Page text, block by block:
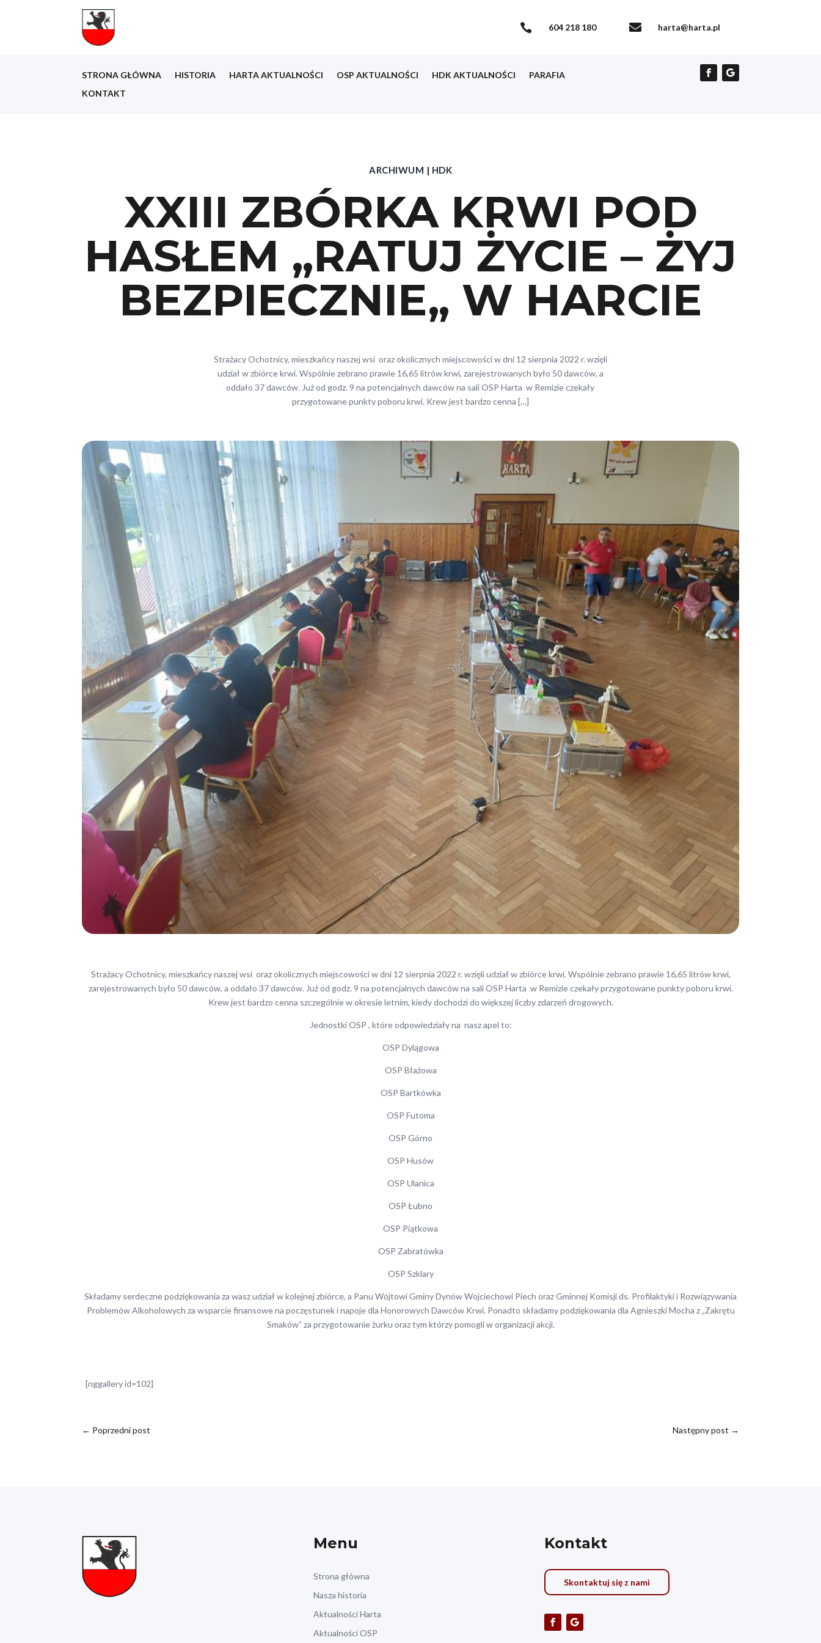
 604 218 180  harta@harta.pl
STRONA GŁÓWNA HISTORIA HARTA AKTUALNOŚCI OSP AKTUALNOŚCI HDK AKTUALNOŚCI
PARAFIA
KONTAKT
ARCHIWUM | HDK
XXIII ZBÓRKA KRWI POD
HASŁEM „RATUJ ŻYCIE – ŻYJ
BEZPIECZNIE„ W HARCIE
Strażacy Ochotnicy, mieszkańcy naszej wsi oraz okolicznych miejscowości w dni 12 sierpnia 2022 r. wzięli
udział w zbiórce krwi. Wspólnie zebrano prawie 16,65 litrów krwi, zarejestrowanych było 50 dawców, a
oddało 37 dawców. Już od godz. 9 na potencjalnych dawców na sali OSP Harta w Remizie czekały
przygotowane punkty poboru krwi. Krew jest bardzo cenna […]
Strażacy Ochotnicy, mieszkańcy naszej wsi oraz okolicznych miejscowości w dni 12 sierpnia 2022 r. wzięli udział w zbiórce krwi. Wspólnie zebrano prawie 16,65 litrów krwi,
zarejestrowanych było 50 dawców, a oddało 37 dawców. Już od godz. 9 na potencjalnych dawców na sali OSP Harta w Remizie czekały przygotowane punkty poboru krwi.
Krew jest bardzo cenna szczególnie w okresie letnim, kiedy dochodzi do większej liczby zdarzeń drogowych.
Jednostki OSP , które odpowiedziały na nasz apel to:
OSP Dylągowa
OSP Błażowa
OSP Bartkówka
OSP Futoma
OSP Górno
OSP Husów
OSP Ulanica
OSP Łubno
OSP Piątkowa
OSP Zabratówka
OSP Szklary
Składamy serdeczne podziękowania za wasz udział w kolejnej zbiórce, a Panu Wójtowi Gminy Dynów Wojciechowi Piech oraz Gminnej Komisji ds. Profilaktyki i Rozwiązywania
Problemów Alkoholowych za wsparcie finansowe na poczęstunek i napoje dla Honorowych Dawców Krwi. Ponadto składamy podziękowania dla Agnieszki Mocha z „Zakrętu
Smaków” za przygotowanie żurku oraz tym którzy pomogli w organizacji akcji.
[nggallery id=102]
← Poprzedni post Następny post →
Menu
Strona główna
Nasza historia
Aktualności Harta
Aktualności OSP
Kontakt
Skontaktuj się z nami